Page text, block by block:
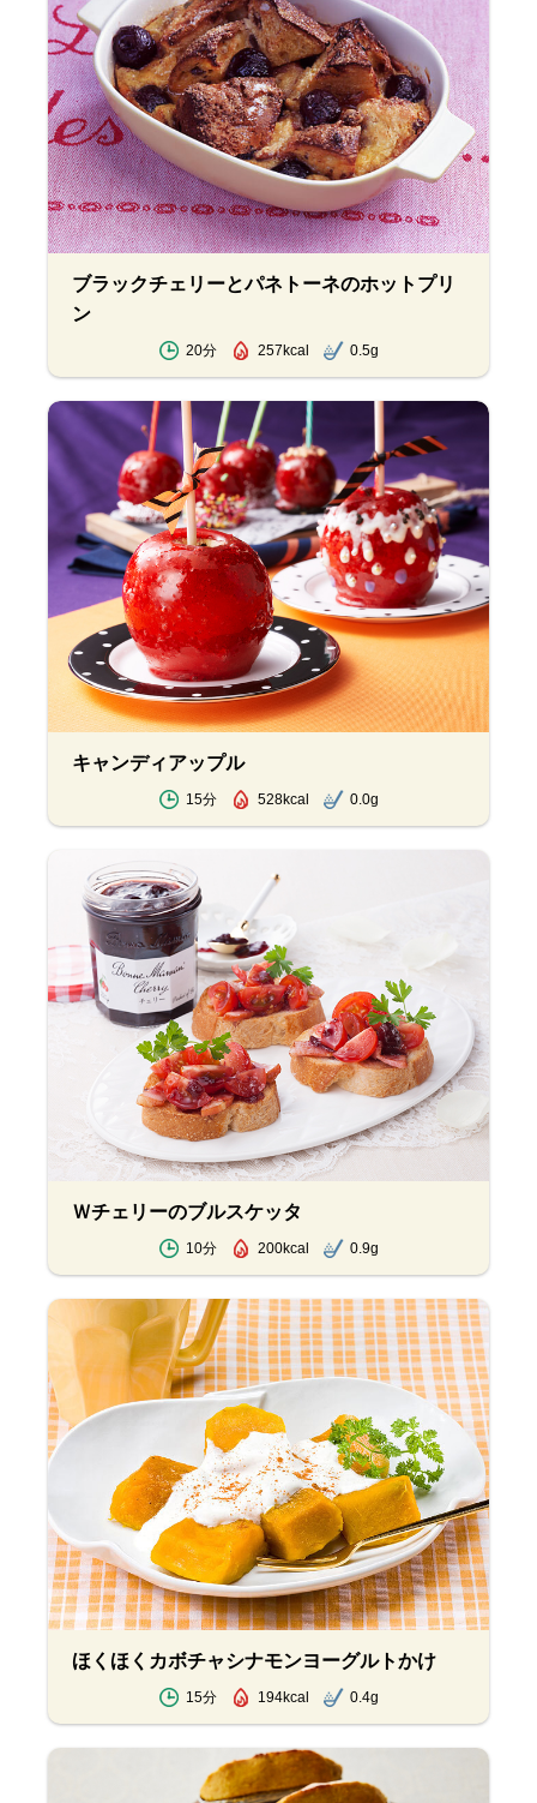
ブラックチェリーとパネトーネのホットプリ
ン
20分 257kcal 0.5g
キャンディアップル
15分 528kcal 0.0g
Ｗチェリーのブルスケッタ
10分 200kcal 0.9g
ほくほくカボチャシナモンヨーグルトかけ
15分 194kcal 0.4g